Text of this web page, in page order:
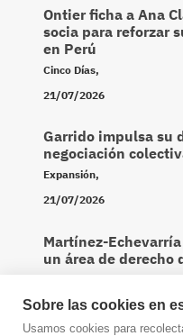
Ontier ficha a Ana
socia para reforzar
en Perú
Cinco Días,
21/07/2026
Garrido impulsa su
negociación
Expansión,
21/07/2026
Martínez-
un área de derecho
20/07/2026
Sobre las cookies en
Usamos cookies para